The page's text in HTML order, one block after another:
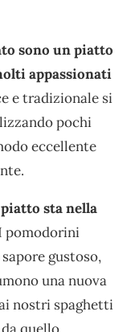
sono un piatto
appassionati
e tradizionale si
pochi
eccellente
sta nella
pomodorini
gustoso,
una nuova
nostri spaghetti
quello